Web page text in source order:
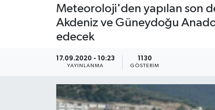
Meteoroloji'den yapılan son
Akdeniz ve Güneydoğu
edecek
17.09.2020 - 10:23
YAYINLANMA
1130
GÖSTERIM
GÖKTÜRK
KEMERBURGAZ
KÜLTÜR - SANAT